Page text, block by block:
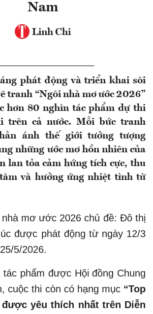
Nam
Linh Chi
phát động và triển khai sôi
tranh “Ngôi nhà mơ ước 2026”
hơn 80 nghìn tác phẩm dự thi
trên cả nước. Mỗi bức tranh
ánh thế giới tưởng tượng
những ước mơ hồn nhiên của
lan tỏa cảm hứng tích cực, thu
và hưởng ứng nhiệt tình từ
nhà mơ ước 2026 chủ đề: Đô thị
được phát động từ ngày 12/3
5/2026.
tác phẩm được Hội đồng Chung
cuộc thi còn có hạng mục “Top
được yêu thích nhất trên Diễn